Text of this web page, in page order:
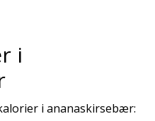
i
i ananaskirsebær: